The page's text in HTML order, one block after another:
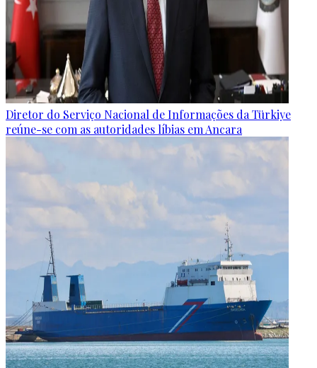
Diretor do Serviço Nacional de Informações da Türkiye
reúne-se com as autoridades líbias em Ancara